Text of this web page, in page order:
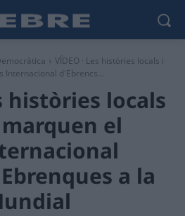
VÍDEO · Les històries locals i
Internacional d'Ebrencs...
històries locals
el
a la